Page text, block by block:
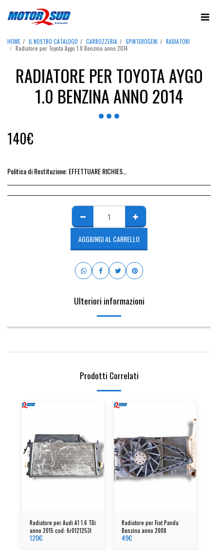
HOME IL NOSTRO CATALOGO CARROZZERIA SPINTEROGENI
RADIATORI
Radiatore per Toyota Aygo 1.0 Benzina anno 2014
RADIATORE PER TOYOTA AYGO
1.0 BENZINA ANNO 2014
140€
Politica di Restituzione:EFFETTUARE RICHIESTA DI RESO ENTRO 14 GIORNI DALL&#039;ACQUISTO DEL RICAMBIO, IL RIMBORSO VIENE EMESSO ALLA CONSEGNA DEL RICAMBIO IN SEDE.
AGGIUNGI AL CARRELLO
Ulteriori informazioni
Prodotti Correlati
Radiatore per Audi A1 1.6 TDi
anno 2015 cod: 6r0121253l
120€
Radiatore per Fiat Panda
Benzina anno 2008
49€